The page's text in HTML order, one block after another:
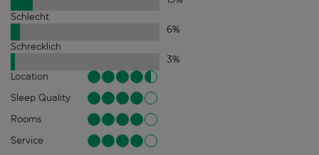
Schlecht
6%
Schrecklich
3%
Location
Sleep Quality
Rooms
Service